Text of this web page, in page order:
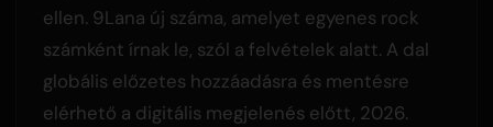
ellen. 9Lana új száma, amelyet egyenes rock
számként írnak le, szól a felvételek alatt. A dal
globális előzetes hozzáadásra és mentésre
elérhető a digitális megjelenés előtt, 2026.